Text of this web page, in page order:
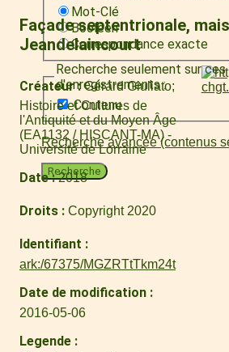
Mot-Clé
Booléen
Correspondance exacte
Recherche seulement sur
d'enregistrements :
Contenu
Recherche avancée (contenus
Recherche
Façade septentrionale,
Jeandelaincourt
Créateur
Gérard Giuliato
Histoire et Cultures de
l'Antiquité et du Moyen Âge
(EA1132 / HISCANT-MA) -
Université de Lorraine
Date 2018
Droits Copyright 2020
Identifiant
ark:/67375/MGZRTtTkm24t
Date de modification
2016-05-06
Legende